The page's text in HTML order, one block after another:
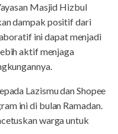
Masjid Hizbul
dampak positif dari
ini dapat menjadi
aktif menjaga
Lazismu dan Shopee
ini di bulan Ramadan.
warga untuk